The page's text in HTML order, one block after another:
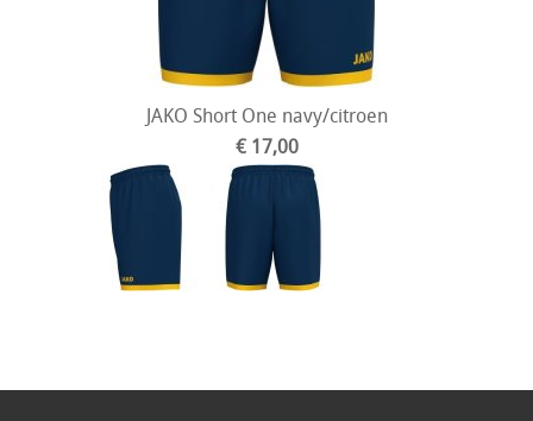
JAKO Short One navy/citroen
€ 17,00